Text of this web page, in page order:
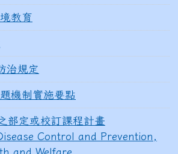
教育
治規定
機制實施要點
部定或校訂課程計畫
Control and Prevention,
and Welfare